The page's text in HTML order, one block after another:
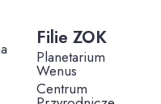
Filie ZOK
Planetarium
Wenus
Centrum